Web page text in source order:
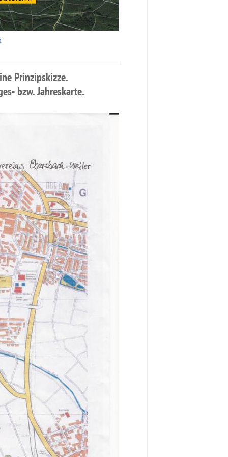
Prinzipskizze.
bzw. Jahreskarte.